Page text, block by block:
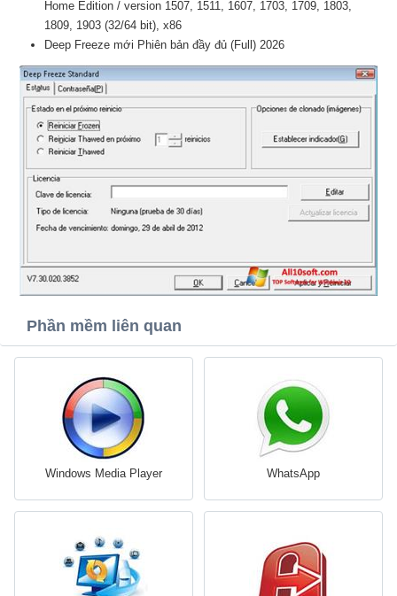
Home Edition / version 1507, 1511, 1607, 1703, 1709, 1803,
1809, 1903 (32/64 bit), x86
Deep Freeze mới Phiên bản đầy đủ (Full) 2026
Phần mềm liên quan
Windows Media Player WhatsApp